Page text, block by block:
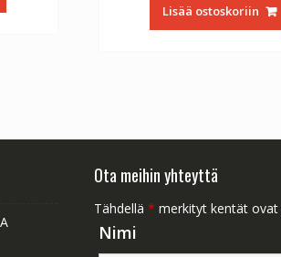
€56.64.
Lisää ostoskoriin
Ota meihin yhteyttä
Tähdellä * merkityt kentät ovat
Nimi